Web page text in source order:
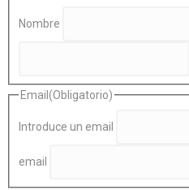
Nombre
Email (Obligatorio)
Introduce un email
email